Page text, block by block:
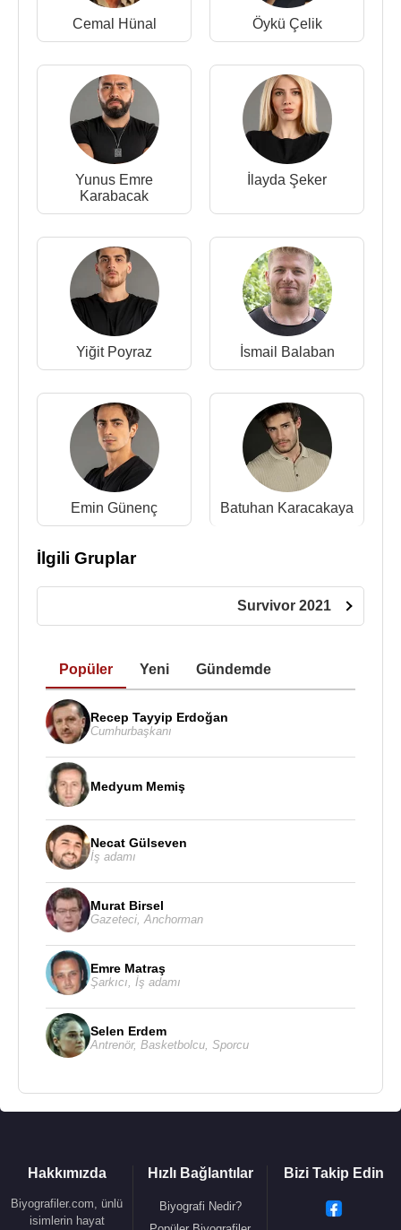
Cemal Hünal Öykü Çelik
Yunus Emre
Karabacak
İlayda Şeker
Yiğit Poyraz İsmail Balaban
Emin Günenç Batuhan Karacakaya
İlgili Gruplar
Survivor 2021
Popüler Yeni Gündemde
Recep Tayyip Erdoğan
Cumhurbaşkanı
Medyum Memiş
Necat Gülseven
İş adamı
Murat Birsel
Gazeteci Anchorman
Emre Matraş
Şarkıcı İş adamı
Selen Erdem
Antrenör, Basketbolcu Sporcu
Hakkımızda
Biyografiler.com, ünlü
isimlerin hayat
Hızlı Bağlantılar
Biyografi Nedir?
Bizi Takip Edin